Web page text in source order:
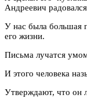
Андреевич
У нас была большая
его жизни.
Письма лучатся
И этого человека
Утверждают, что он